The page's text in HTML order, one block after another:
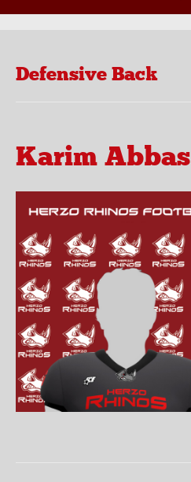
Defensive Back
Karim Abbas